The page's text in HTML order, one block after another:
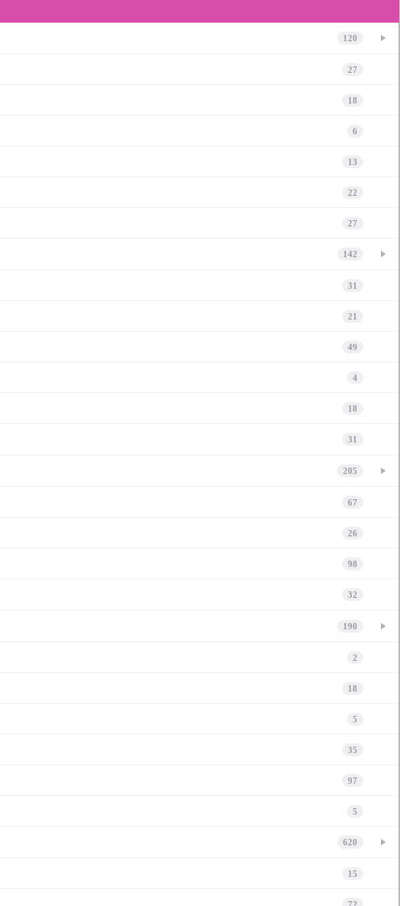
120
27
18
6
13
22
27
142
31
21
49
4
18
31
205
67
26
98
32
190
2
18
5
35
97
5
620
15
72